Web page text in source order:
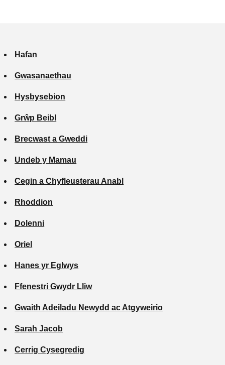
Hafan
Gwasanaethau
Hysbysebion
Grŵp Beibl
Brecwast a Gweddi
Undeb y Mamau
Cegin a Chyfleusterau Anabl
Rhoddion
Dolenni
Oriel
Hanes yr Eglwys
Ffenestri Gwydr Lliw
Gwaith Adeiladu Newydd ac Atgyweirio
Sarah Jacob
Cerrig Cysegredig